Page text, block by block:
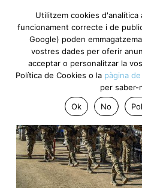
Utilitzem cookies d'analítica
funcionament correcte i de
Google) poden
vostres dades per oferir
acceptar o personalitzar la
Política de Cookies o la pàgina
per saber-
Ok
No